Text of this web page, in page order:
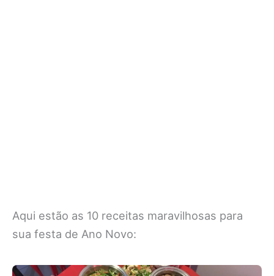
Aqui estão as 10 receitas maravilhosas para
sua festa de Ano Novo: